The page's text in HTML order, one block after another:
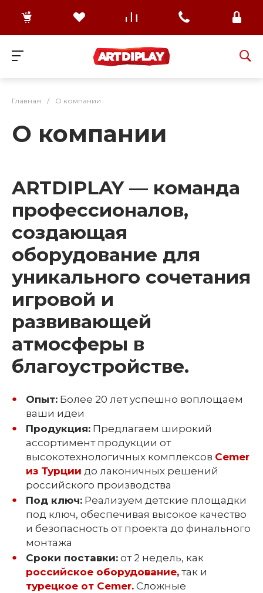
Главная / О компании
О компании
ARTDIPLAY — команда
профессионалов,
создающая
оборудование для
уникального сочетания
игровой и
развивающей
атмосферы в
благоустройстве.
Опыт: Более 20 лет успешно воплощаем
ваши идеи
Продукция: Предлагаем широкий
ассортимент продукции от
высокотехнологичных комплексов Cemer
из Турции до лаконичных решений
российского производства
Под ключ: Реализуем детские площадки
под ключ, обеспечивая высокое качество
и безопасность от проекта до финального
монтажа
Сроки поставки: от 2 недель, как
российское оборудование, так и
турецкое от Cemer. Сложные